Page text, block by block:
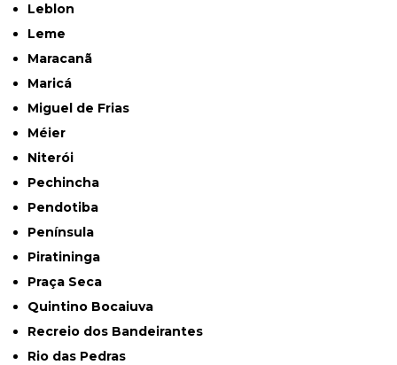
Leblon
Leme
Maracanã
Maricá
Miguel de Frias
Méier
Niterói
Pechincha
Pendotiba
Península
Piratininga
Praça Seca
Quintino Bocaiuva
Recreio dos Bandeirantes
Rio das Pedras